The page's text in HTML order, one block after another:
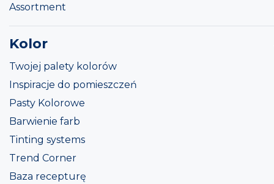
Assortment
Kolor
Twojej palety kolorów
Inspiracje do pomieszczeń
Pasty Kolorowe
Barwienie farb
Tinting systems
Trend Corner
Baza recepturę